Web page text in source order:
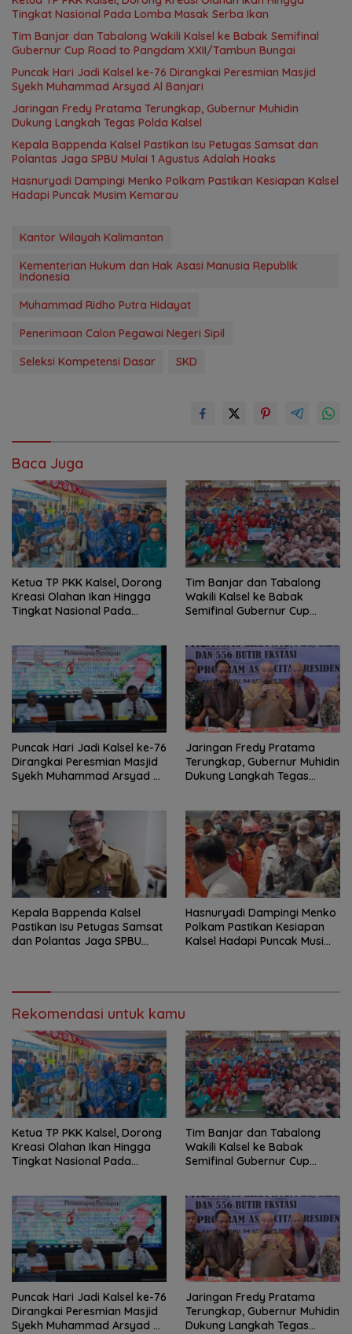
Tingkat Nasional Pada Lomba Masak Serba Ikan
Tim Banjar dan Tabalong Wakili Kalsel ke Babak Semifinal
Gubernur Cup Road to Pangdam XXII/Tambun Bungai
Puncak Hari Jadi Kalsel ke-76 Dirangkai Peresmian Masjid
Syekh Muhammad Arsyad Al Banjari
Jaringan Fredy Pratama Terungkap, Gubernur Muhidin
Dukung Langkah Tegas Polda Kalsel
Kepala Bappenda Kalsel Pastikan Isu Petugas Samsat dan
Polantas Jaga SPBU Mulai 1 Agustus Adalah Hoaks
Hasnuryadi Dampingi Menko Polkam Pastikan Kesiapan Kalsel
Hadapi Puncak Musim Kemarau
Kantor Wilayah Kalimantan
Kementerian Hukum dan Hak Asasi Manusia Republik
Indonesia
Muhammad Ridho Putra Hidayat
Penerimaan Calon Pegawai Negeri Sipil
Seleksi Kompetensi Dasar
SKD
Baca Juga
Ketua TP PKK Kalsel, Dorong
Kreasi Olahan Ikan Hingga
Tingkat Nasional Pada
Tim Banjar dan Tabalong
Wakili Kalsel ke Babak
Semifinal Gubernur Cup
Puncak Hari Jadi Kalsel ke-76
Dirangkai Peresmian Masjid
Syekh Muhammad Arsyad Al
Jaringan Fredy Pratama
Terungkap, Gubernur Muhidin
Dukung Langkah Tegas
Kepala Bappenda Kalsel
Pastikan Isu Petugas Samsat
dan Polantas Jaga SPBU
Hasnuryadi Dampingi Menko
Polkam Pastikan Kesiapan
Kalsel Hadapi Puncak Musim
Rekomendasi untuk kamu
Ketua TP PKK Kalsel, Dorong
Kreasi Olahan Ikan Hingga
Tingkat Nasional Pada
Tim Banjar dan Tabalong
Wakili Kalsel ke Babak
Semifinal Gubernur Cup
Puncak Hari Jadi Kalsel ke-76
Dirangkai Peresmian Masjid
Syekh Muhammad Arsyad Al
Jaringan Fredy Pratama
Terungkap, Gubernur Muhidin
Dukung Langkah Tegas